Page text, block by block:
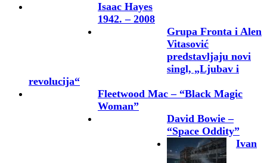
Isaac Hayes
1942. – 2008
Grupa Fronta i Alen
Vitasović
predstavljaju novi
singl, „Ljubav i
revolucija“
Fleetwood Mac – “Black Magic
Woman”
David Bowie –
“Space Oddity”
Ivan